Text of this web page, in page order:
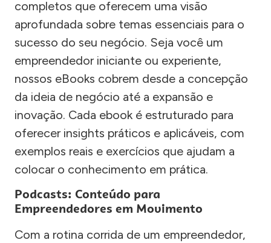
completos que oferecem uma visão
aprofundada sobre temas essenciais para o
sucesso do seu negócio. Seja você um
empreendedor iniciante ou experiente,
nossos eBooks cobrem desde a concepção
da ideia de negócio até a expansão e
inovação. Cada ebook é estruturado para
oferecer insights práticos e aplicáveis, com
exemplos reais e exercícios que ajudam a
colocar o conhecimento em prática.
Podcasts: Conteúdo para
Empreendedores em Movimento
Com a rotina corrida de um empreendedor,